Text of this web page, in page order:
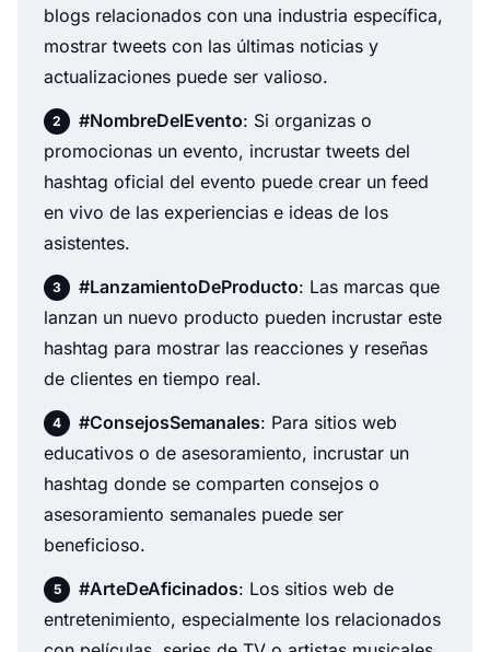
blogs relacionados con una industria específica,
mostrar tweets con las últimas noticias y
actualizaciones puede ser valioso.
#NombreDelEvento: Si organizas o
promocionas un evento, incrustar tweets del
hashtag oficial del evento puede crear un feed
en vivo de las experiencias e ideas de los
asistentes.
#LanzamientoDeProducto: Las marcas que
lanzan un nuevo producto pueden incrustar este
hashtag para mostrar las reacciones y reseñas
de clientes en tiempo real.
#ConsejosSemanales: Para sitios web
educativos o de asesoramiento, incrustar un
hashtag donde se comparten consejos o
asesoramiento semanales puede ser
beneficioso.
#ArteDeAficinados: Los sitios web de
entretenimiento, especialmente los relacionados